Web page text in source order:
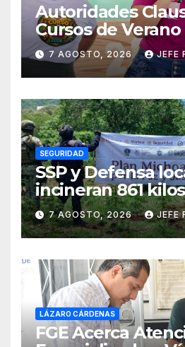
Autoridades
Cursos de Verano
Seguridad
Cultura 2026
7 AGOSTO, 2026 JEFE
SEGURIDAD
SSP y Defensa
incineran 861
marihuana en
7 AGOSTO, 2026 JEFE
LÁZARO CÁRDENAS
FGE Acerca